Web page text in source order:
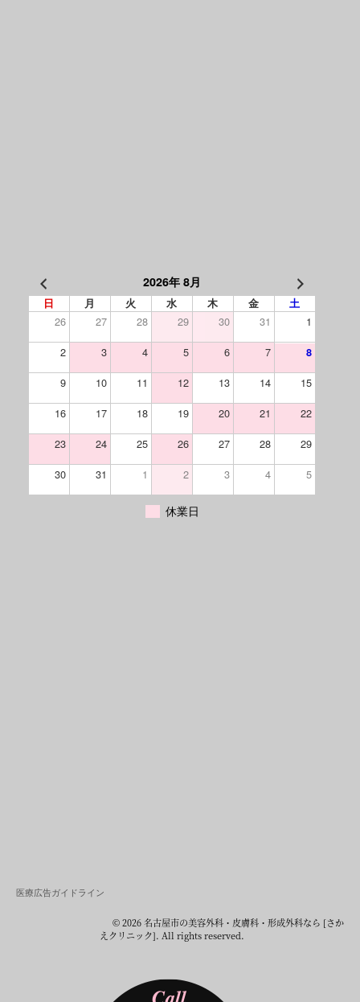
2026年 8月
日 月 火 水 木 金 土
26 27 28 29 30 31
1
2
3 4 5 6 7 8
9 10 11 12 13 14
15
16
17 18 19 20 21
22
23
24 25 26 27 28
29
30
31 1 2 3 4 5
休業日
医療広告ガイドライン
© 2026 名古屋市の美容外科・皮膚科・形成外科なら [さか
えクリニック]. All rights reserved.